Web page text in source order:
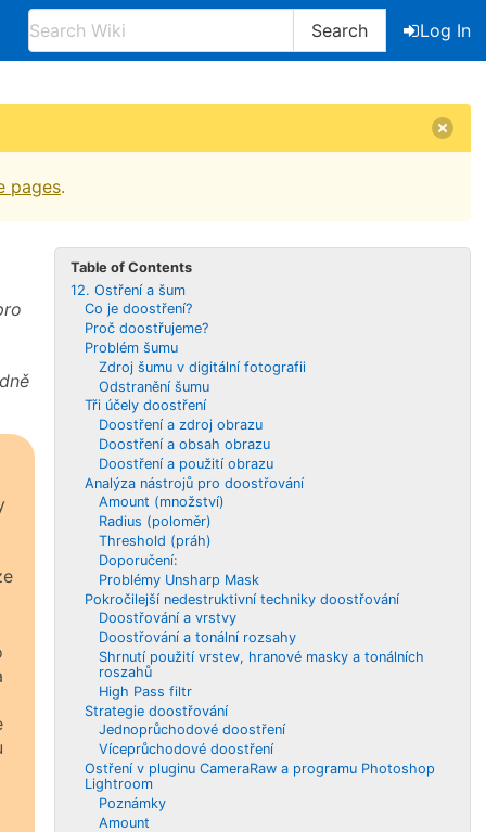
Search
Log In
pages.
Table of Contents
12. Ostření a šum
Co je doostření?
Proč doostřujeme?
Problém šumu
Zdroj šumu v digitální fotografii
Odstranění šumu
Tři účely doostření
Doostření a zdroj obrazu
Doostření a obsah obrazu
Doostření a použití obrazu
Analýza nástrojů pro doostřování
Amount (množství)
Radius (poloměr)
Threshold (práh)
Doporučení:
Problémy Unsharp Mask
Pokročilejší nedestruktivní techniky doostřování
Doostřování a vrstvy
Doostřování a tonální rozsahy
Shrnutí použití vrstev, hranové masky a tonálních
roszahů
High Pass filtr
Strategie doostřování
Jednoprůchodové doostření
Víceprůchodové doostření
Ostření v pluginu CameraRaw a programu Photoshop
Lightroom
Poznámky
Amount